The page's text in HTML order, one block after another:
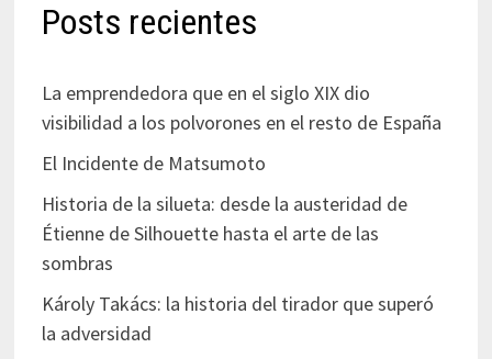
Posts recientes
La emprendedora que en el siglo XIX dio
visibilidad a los polvorones en el resto de España
El Incidente de Matsumoto
Historia de la silueta: desde la austeridad de
Étienne de Silhouette hasta el arte de las
sombras
Károly Takács: la historia del tirador que superó
la adversidad